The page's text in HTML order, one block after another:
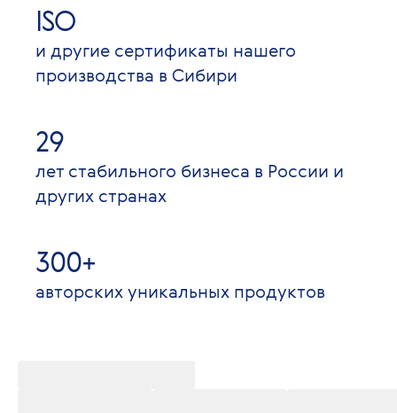
ISO
и другие сертификаты нашего
производства в Сибири
29
лет стабильного бизнеса в России и
других странах
300+
авторских уникальных продуктов